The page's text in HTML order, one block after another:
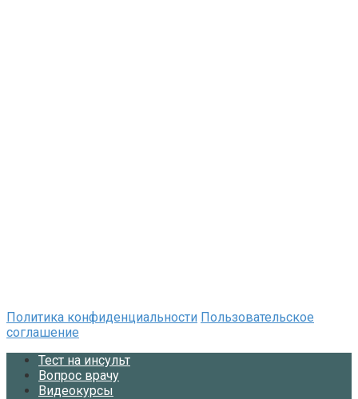
Политика конфиденциальности Пользовательское
соглашение
Тест на инсульт
Вопрос врачу
Видеокурсы